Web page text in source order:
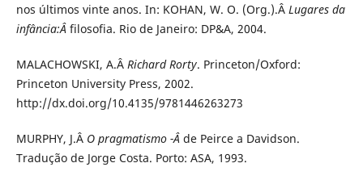
nos últimos vinte anos. In: KOHAN, W. O. (Org.).Â Lugares da
infância:Â filosofia. Rio de Janeiro: DP&A, 2004.
MALACHOWSKI, A.Â Richard Rorty. Princeton/Oxford:
Princeton University Press, 2002.
http://dx.doi.org/10.4135/9781446263273
MURPHY, J.Â O pragmatismo -Â de Peirce a Davidson.
Tradução de Jorge Costa. Porto: ASA, 1993.